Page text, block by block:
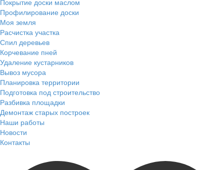
Покрытие доски маслом
Профилирование доски
Моя земля
Расчистка участка
Спил деревьев
Корчевание пней
Удаление кустарников
Вывоз мусора
Планировка территории
Подготовка под строительство
Разбивка площадки
Демонтаж старых построек
Наши работы
Новости
Контакты